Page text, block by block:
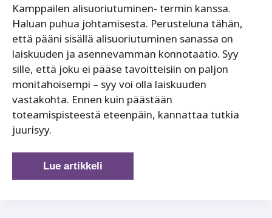
Kamppailen alisuoriutuminen- termin kanssa.
Haluan puhua johtamisesta. Perusteluna tähän,
että pääni sisällä alisuoriutuminen sanassa on
laiskuuden ja asennevamman konnotaatio. Syy
sille, että joku ei pääse tavoitteisiin on paljon
monitahoisempi – syy voi olla laiskuuden
vastakohta. Ennen kuin päästään
toteamispisteestä eteenpäin, kannattaa tutkia
juurisyy.
Alle
tavoitteiden
Lue artikkeli